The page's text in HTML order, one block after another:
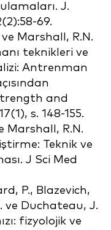
J.
69.
Marshall, R.N.
teknikleri ve
Antrenman
and
s. 148-155.
Marshall, R.N.
Teknik ve
J Sci Med
P., Blazevich,
ve Duchateau, J.
fizyolojik ve